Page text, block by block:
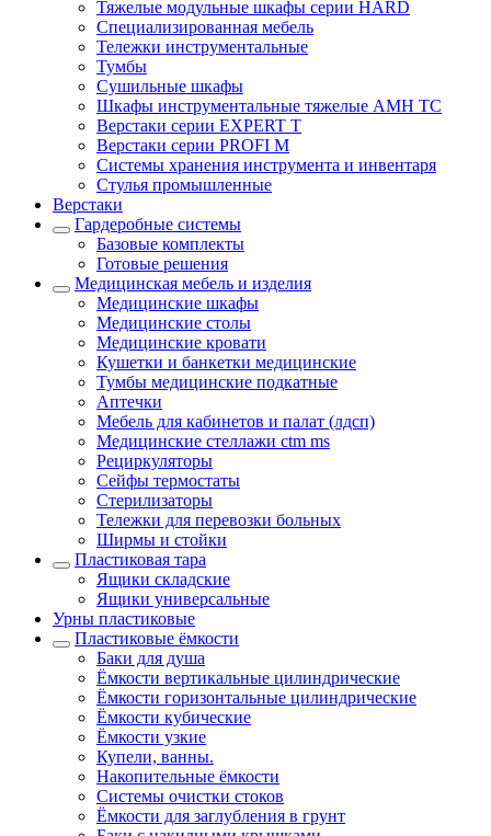
Тяжелые модульные шкафы серии HARD
Cпециализированная мебель
Тележки инструментальные
Тумбы
Cушильные шкафы
Шкафы инструментальные тяжелые AMH TC
Верстаки серии EXPERT T
Верстаки серии PROFI M
Системы хранения инструмента и инвентаря
Стулья промышленные
Верстаки
Гардеробные системы
Базовые комплекты
Готовые решения
Медицинская мебель и изделия
Медицинские шкафы
Медицинские столы
Медицинские кровати
Кушетки и банкетки медицинские
Тумбы медицинские подкатные
Аптечки
Мебель для кабинетов и палат (лдсп)
Медицинские стеллажи ctm ms
Рециркуляторы
Сейфы термостаты
Стерилизаторы
Тележки для перевозки больных
Ширмы и стойки
Пластиковая тара
Ящики складские
Ящики универсальные
Урны пластиковые
Пластиковые ёмкости
Баки для душа
Ёмкости вертикальные цилиндрические
Ёмкости горизонтальные цилиндрические
Ёмкости кубические
Ёмкости узкие
Купели, ванны.
Накопительные ёмкости
Системы очистки стоков
Ёмкости для заглубления в грунт